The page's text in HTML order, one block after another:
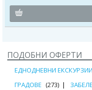
ПОДОБНИ ОФЕРТИ
ЕДНОДНЕВНИ ЕКСКУРЗИИ
ГРАДОВЕ (273)